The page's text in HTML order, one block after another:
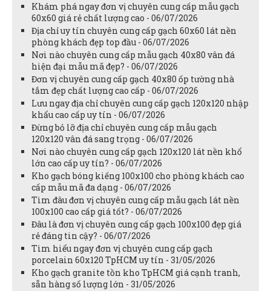
Khám phá ngay đơn vị chuyên cung cấp mẫu gạch
60x60 giá rẻ chất lượng cao - 06/07/2026
Địa chỉ uy tín chuyên cung cấp gạch 60x60 lát nền
phòng khách đẹp top đầu - 06/07/2026
Nơi nào chuyên cung cấp mẫu gạch 40x80 vân đá
hiện đại mẫu mã đẹp? - 06/07/2026
Đơn vị chuyên cung cấp gạch 40x80 ốp tường nhà
tắm đẹp chất lượng cao cấp - 06/07/2026
Lưu ngay địa chỉ chuyên cung cấp gạch 120x120 nhập
khẩu cao cấp uy tín - 06/07/2026
Đừng bỏ lỡ địa chỉ chuyên cung cấp mẫu gạch
120x120 vân đá sang trọng - 06/07/2026
Nơi nào chuyên cung cấp gạch 120x120 lát nền khổ
lớn cao cấp uy tín? - 06/07/2026
Kho gạch bóng kiếng 100x100 cho phòng khách cao
cấp mẫu mã đa dạng - 06/07/2026
Tìm đâu đơn vị chuyên cung cấp mẫu gạch lát nền
100x100 cao cấp giá tốt? - 06/07/2026
Đâu là đơn vị chuyên cung cấp gạch 100x100 đẹp giá
rẻ đáng tin cậy? - 06/07/2026
Tìm hiểu ngay đơn vị chuyên cung cấp gạch
porcelain 60x120 TpHCM uy tín - 31/05/2026
Kho gạch granite tồn kho TpHCM giá cạnh tranh,
sẵn hàng số lượng lớn - 31/05/2026